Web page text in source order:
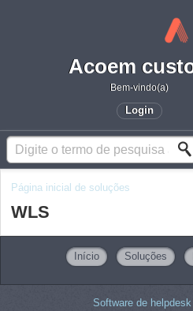
Bem-vindo(a)
Login
Página inicial de soluções
WLS
Início Soluções
Software de helpdesk